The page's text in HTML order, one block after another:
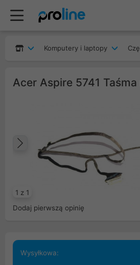
Komputery i laptopy
Acer Aspire 5741
1 z 1
Poprzedni
Dodaj pierwszą opinię
Wysyłkowa: